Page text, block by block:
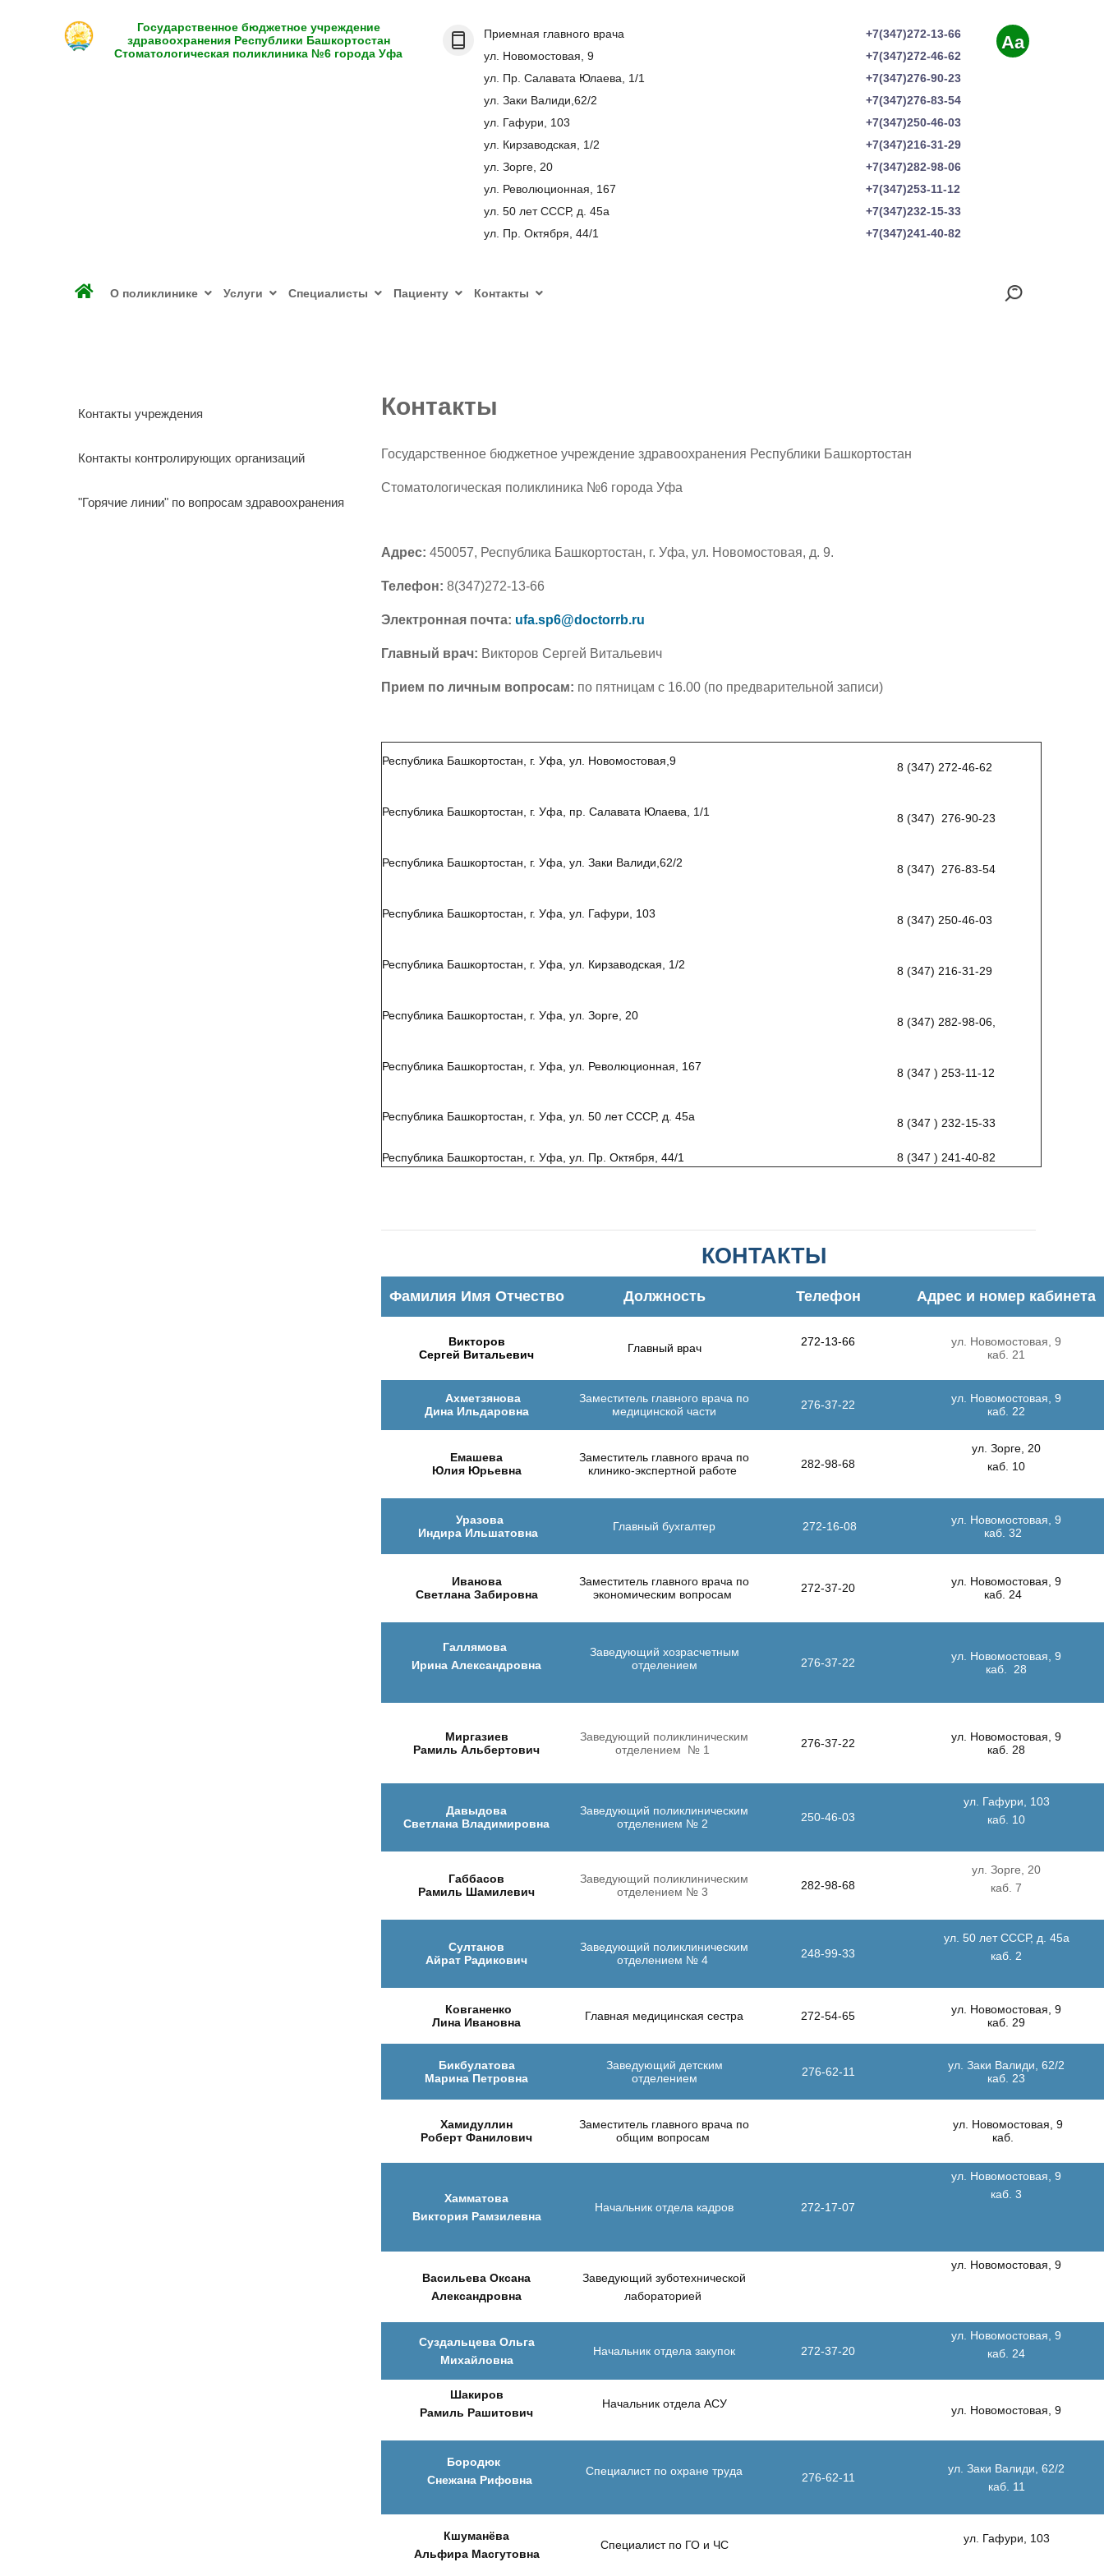
Государственное бюджетное учреждение
здравоохранения Республики Башкортостан
Стоматологическая поликлиника №6 города Уфа
+7(347)272-13-66
Приемная главного врача
+7(347)272-46-62
ул. Новомостовая, 9
+7(347)276-90-23
ул. Пр. Салавата Юлаева, 1/1
+7(347)276-83-54
ул. Заки Валиди,62/2
+7(347)250-46-03
ул. Гафури, 103
+7(347)216-31-29
ул. Кирзаводская, 1/2
+7(347)282-98-06
ул. Зорге, 20
+7(347)253-11-12
ул. Революционная, 167
+7(347)232-15-33
ул. 50 лет СССР, д. 45а
+7(347)241-40-82
ул. Пр. Октября, 44/1
Aa
О поликлинике Услуги Специалисты Пациенту Контакты
Контакты учреждения
Контакты контролирующих организаций
"Горячие линии" по вопросам здравоохранения
Контакты
Государственное бюджетное учреждение здравоохранения Республики Башкортостан
Стоматологическая поликлиника №6 города Уфа
Адрес: 450057, Республика Башкортостан, г. Уфа, ул. Новомостовая, д. 9.
Телефон: 8(347)272-13-66
Электронная почта: ufa.sp6@doctorrb.ru
Главный врач: Викторов Сергей Витальевич
Прием по личным вопросам: по пятницам с 16.00 (по предварительной записи)
Республика Башкортостан, г. Уфа, ул. Новомостовая,9 8 (347) 272-46-62
Республика Башкортостан, г. Уфа, пр. Салавата Юлаева, 1/1 8 (347) 276-90-23
Республика Башкортостан, г. Уфа, ул. Заки Валиди,62/2 8 (347) 276-83-54
Республика Башкортостан, г. Уфа, ул. Гафури, 103 8 (347) 250-46-03
Республика Башкортостан, г. Уфа, ул. Кирзаводская, 1/2 8 (347) 216-31-29
Республика Башкортостан, г. Уфа, ул. Зорге, 20 8 (347) 282-98-06,
Республика Башкортостан, г. Уфа, ул. Революционная, 167 8 (347 ) 253-11-12
Республика Башкортостан, г. Уфа, ул. 50 лет СССР, д. 45а 8 (347 ) 232-15-33
Республика Башкортостан, г. Уфа, ул. Пр. Октября, 44/1 8 (347 ) 241-40-82
КОНТАКТЫ
Фамилия Имя Отчество Должность Телефон Адрес и номер кабинета
Викторов
Сергей Витальевич
Главный врач 272-13-66
ул. Новомостовая, 9
каб. 21
Ахметзянова
Дина Ильдаровна
Заместитель главного врача по
медицинской части
276-37-22
ул. Новомостовая, 9
каб. 22
Емашева
Юлия Юрьевна
Заместитель главного врача по
клинико-экспертной работе
282-98-68
ул. Зорге, 20
каб. 10
Уразова
Индира Ильшатовна Главный бухгалтер 272-16-08
ул. Новомостовая, 9
каб. 32
Иванова
Светлана Забировна
Заместитель главного врача по
экономическим вопросам
272-37-20
ул. Новомостовая, 9
каб. 24
Галлямова
Ирина Александровна
Заведующий хозрасчетным
отделением
276-37-22
ул. Новомостовая, 9
каб. 28
Миргазиев
Рамиль Альбертович
Заведующий поликлиническим
отделением № 1
276-37-22
ул. Новомостовая, 9
каб. 28
Давыдова
Светлана Владимировна
Заведующий поликлиническим
отделением № 2
250-46-03
ул. Гафури, 103
каб. 10
Габбасов
Рамиль Шамилевич
Заведующий поликлиническим
отделением № 3
282-98-68
ул. Зорге, 20
каб. 7
Султанов
Айрат Радикович
Заведующий поликлиническим
отделением № 4
248-99-33
ул. 50 лет СССР, д. 45а
каб. 2
Ковганенко
Лина Ивановна
Главная медицинская сестра 272-54-65
ул. Новомостовая, 9
каб. 29
Бикбулатова
Марина Петровна
Заведующий детским
отделением
276-62-11
ул. Заки Валиди, 62/2
каб. 23
Хамидуллин
Роберт Фанилович
Заместитель главного врача по
общим вопросам
ул. Новомостовая, 9
каб.
Хамматова
Виктория Рамзилевна
Начальник отдела кадров 272-17-07
ул. Новомостовая, 9
каб. 3
Васильева Оксана
Александровна
Заведующий зуботехнической
лабораторией
ул. Новомостовая, 9
Суздальцева Ольга
Михайловна
Начальник отдела закупок 272-37-20
ул. Новомостовая, 9
каб. 24
Шакиров
Рамиль Рашитович
Начальник отдела АСУ ул. Новомостовая, 9
Бородюк
Снежана Рифовна
Специалист по охране труда 276-62-11
ул. Заки Валиди, 62/2
каб. 11
Кшуманёва
Альфира Масгутовна
Специалист по ГО и ЧС ул. Гафури, 103